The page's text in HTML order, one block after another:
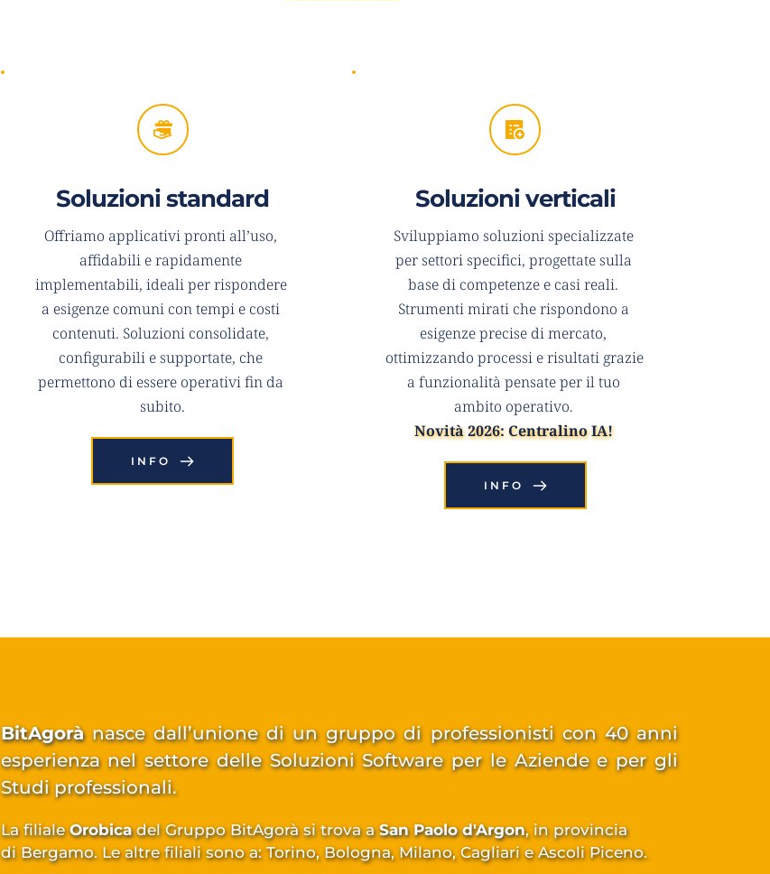
Soluzioni standard
Offriamo applicativi pronti all’uso,
affidabili e rapidamente
implementabili, ideali per rispondere
a esigenze comuni con tempi e costi
contenuti. Soluzioni consolidate,
configurabili e supportate, che
permettono di essere operativi fin da
subito.
INFO
Soluzioni verticali
Sviluppiamo soluzioni specializzate
per settori specifici, progettate sulla
base di competenze e casi reali.
Strumenti mirati che rispondono a
esigenze precise di mercato,
ottimizzando processi e risultati grazie
a funzionalità pensate per il tuo
ambito operativo.
Novità 2026: Centralino IA!
INFO
BitAgorà nasce dall’unione di un gruppo di professionisti con 40 anni
esperienza nel settore delle Soluzioni Software per le Aziende e per gli
Studi professionali.
La filiale Orobica del Gruppo BitAgorà si trova a San Paolo d'Argon, in provincia
di Bergamo. Le altre filiali sono a: Torino, Bologna, Milano, Cagliari e Ascoli Piceno.